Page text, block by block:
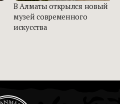
В Алматы открылся новый
музей современного
искусства